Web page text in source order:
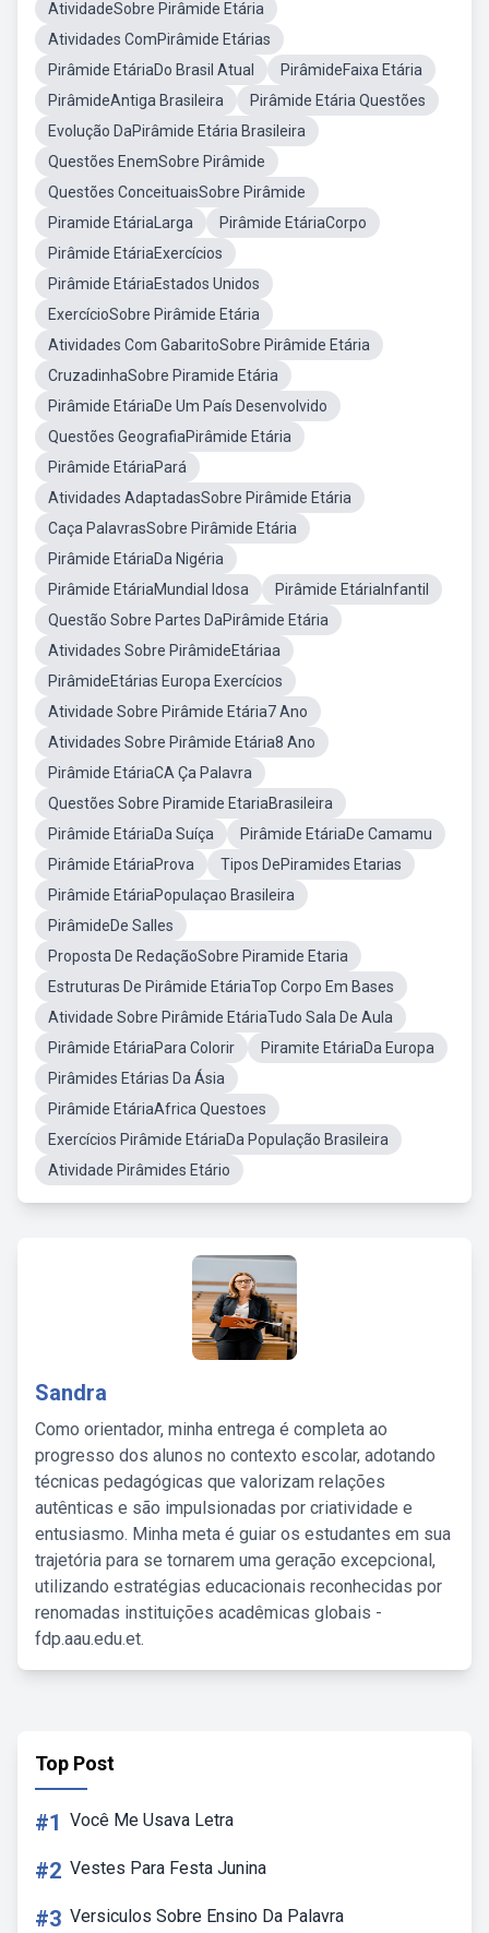
AtividadeSobre Pirâmide Etária
Atividades ComPirâmide Etárias
Pirâmide EtáriaDo Brasil Atual
PirâmideFaixa Etária
PirâmideAntiga Brasileira
Pirâmide Etária Questões
Evolução DaPirâmide Etária Brasileira
Questões EnemSobre Pirâmide
Questões ConceituaisSobre Pirâmide
Piramide EtáriaLarga
Pirâmide EtáriaCorpo
Pirâmide EtáriaExercícios
Pirâmide EtáriaEstados Unidos
ExercícioSobre Pirâmide Etária
Atividades Com GabaritoSobre Pirâmide Etária
CruzadinhaSobre Piramide Etária
Pirâmide EtáriaDe Um País Desenvolvido
Questões GeografiaPirâmide Etária
Pirâmide EtáriaPará
Atividades AdaptadasSobre Pirâmide Etária
Caça PalavrasSobre Pirâmide Etária
Pirâmide EtáriaDa Nigéria
Pirâmide EtáriaMundial Idosa
Pirâmide EtáriaInfantil
Questão Sobre Partes DaPirâmide Etária
Atividades Sobre PirâmideEtáriaa
PirâmideEtárias Europa Exercícios
Atividade Sobre Pirâmide Etária7 Ano
Atividades Sobre Pirâmide Etária8 Ano
Pirâmide EtáriaCA Ça Palavra
Questões Sobre Piramide EtariaBrasileira
Pirâmide EtáriaDa Suíça
Pirâmide EtáriaDe Camamu
Pirâmide EtáriaProva
Tipos DePiramides Etarias
Pirâmide EtáriaPopulaçao Brasileira
PirâmideDe Salles
Proposta De RedaçãoSobre Piramide Etaria
Estruturas De Pirâmide EtáriaTop Corpo Em Bases
Atividade Sobre Pirâmide EtáriaTudo Sala De Aula
Pirâmide EtáriaPara Colorir
Piramite EtáriaDa Europa
Pirâmides Etárias Da Ásia
Pirâmide EtáriaAfrica Questoes
Exercícios Pirâmide EtáriaDa População Brasileira
Atividade Pirâmides Etário
Sandra
Como orientador, minha entrega é completa ao
progresso dos alunos no contexto escolar, adotando
técnicas pedagógicas que valorizam relações
autênticas e são impulsionadas por criatividade e
entusiasmo. Minha meta é guiar os estudantes em sua
trajetória para se tornarem uma geração excepcional,
utilizando estratégias educacionais reconhecidas por
renomadas instituições acadêmicas globais -
fdp.aau.edu.et.
Top Post
#1 Você Me Usava Letra
#2 Vestes Para Festa Junina
#3 Versiculos Sobre Ensino Da Palavra